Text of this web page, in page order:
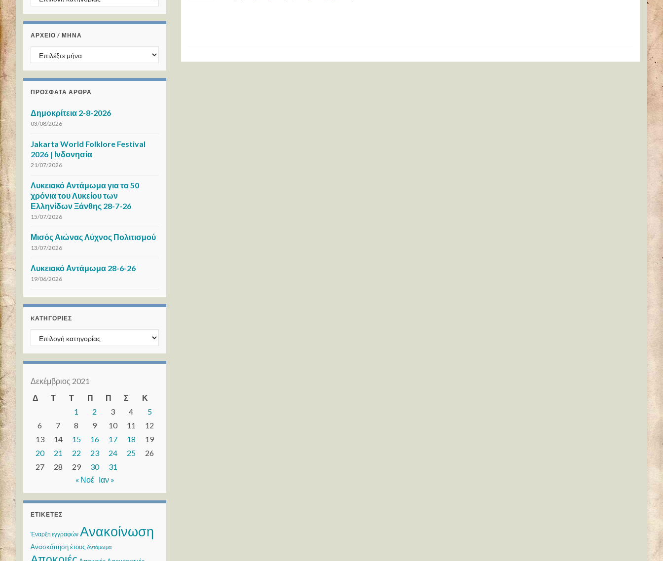
ΑΡΧΕΙΟ / ΜΗΝΑ
ΑΡΧΕΙΟ / ΜΗΝΑ
ΠΡΌΣΦΑΤΑ ΆΡΘΡΑ
Δημοκρίτεια 2-8-2026
03/08/2026
Jakarta World Folklore Festival
2026 | Ινδονησία
21/07/2026
Λυκειακό Αντάμωμα για τα 50
χρόνια του Λυκείου των
Ελληνίδων Ξάνθης 28-7-26
15/07/2026
Μισός Αιώνας Λύχνος Πολιτισμού
13/07/2026
Λυκειακό Αντάμωμα 28-6-26
19/06/2026
KΑΤΗΓΟΡΊΕΣ
Kατηγορίες
Δεκέμβριος 2021
Δ
Τ Τ Π Π Σ
Κ
1
2 3 4
5
6
7 8 9 10 11
12
13
14 15 16 17 18
19
20
21 22 23 24 25
26
27
28 29 30
31
« Νοέ Ιαν »
ΕΤΙΚΈΤΕΣ
Έναρξη εγγραφών Ανακοίνωση
Ανασκόπηση έτους Αντάμωμα